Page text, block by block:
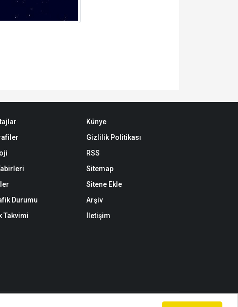
Durumu
Takvimi
Künye
Gizlilik Politikası
RSS
Sitemap
Sitene Ekle
Arşiv
İletişim